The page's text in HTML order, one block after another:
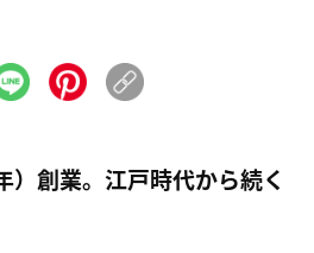
）創業。江戸時代から続く